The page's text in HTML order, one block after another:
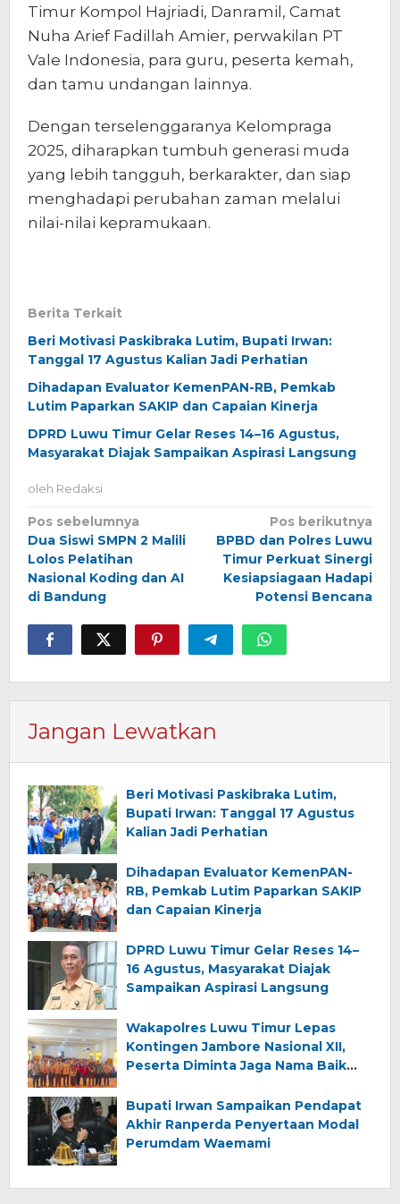
Timur Kompol Hajriadi, Danramil, Camat
Nuha Arief Fadillah Amier, perwakilan PT
Vale Indonesia, para guru, peserta kemah,
dan tamu undangan lainnya.
Dengan terselenggaranya Kelompraga
2025, diharapkan tumbuh generasi muda
yang lebih tangguh, berkarakter, dan siap
menghadapi perubahan zaman melalui
nilai-nilai kepramukaan.
Berita Terkait
Beri Motivasi Paskibraka Lutim, Bupati Irwan:
Tanggal 17 Agustus Kalian Jadi Perhatian
Dihadapan Evaluator KemenPAN-RB, Pemkab
Lutim Paparkan SAKIP dan Capaian Kinerja
DPRD Luwu Timur Gelar Reses 14–16 Agustus,
Masyarakat Diajak Sampaikan Aspirasi Langsung
oleh Redaksi
Navigasi
pos
Pos sebelumnya
Dua Siswi SMPN 2 Malili
Lolos Pelatihan
Nasional Koding dan AI
di Bandung
Pos berikutnya
BPBD dan Polres Luwu
Timur Perkuat Sinergi
Kesiapsiagaan Hadapi
Potensi Bencana
Jangan Lewatkan
Beri Motivasi Paskibraka Lutim,
Bupati Irwan: Tanggal 17 Agustus
Kalian Jadi Perhatian
Dihadapan Evaluator KemenPAN-
RB, Pemkab Lutim Paparkan SAKIP
dan Capaian Kinerja
DPRD Luwu Timur Gelar Reses 14–
16 Agustus, Masyarakat Diajak
Sampaikan Aspirasi Langsung
Wakapolres Luwu Timur Lepas
Kontingen Jambore Nasional XII,
Peserta Diminta Jaga Nama Baik
Bupati Irwan Sampaikan Pendapat
Akhir Ranperda Penyertaan Modal
Perumdam Waemami